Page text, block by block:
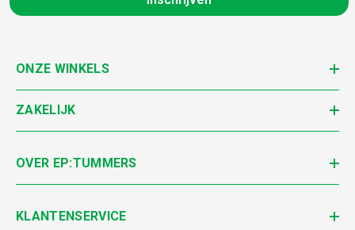
ONZE WINKELS
ZAKELIJK
OVER EP:TUMMERS
KLANTENSERVICE